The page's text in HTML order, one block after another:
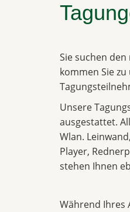
Sie suchen
kommen Sie
Unsere
ausgestattet.
Wlan.
Player,
stehen Ihnen
Während Ihres